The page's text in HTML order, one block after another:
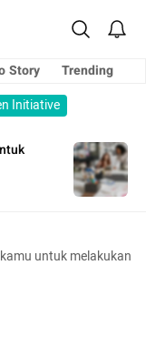
Story
Trending
Initiative
untuk melakukan